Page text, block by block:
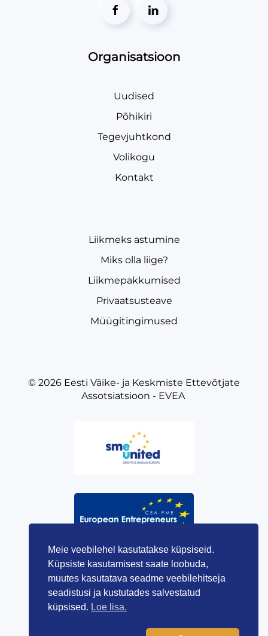
Organisatsioon
Uudised
Põhikiri
Tegevjuhtkond
Volikogu
Kontakt
Liikmeks astumine
Miks olla liige?
Liikmepakkumised
Privaatsusteave
Müügitingimused
© 2026 Eesti Väike- ja Keskmiste Ettevõtjate
Assotsiatsioon - EVEA
Meie veebilehel kasutatakse küpsiseid.
Küpsiste kasutamisest saate loobuda,
muutes kasutatava seadme veebilehitseja
seadistusi ja kustutades salvestatud
küpsised. Loe lisa.